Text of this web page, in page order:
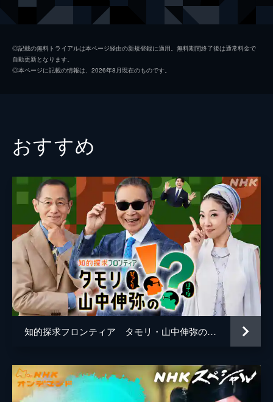
西郷隆盛はなぜ敗れたのか？日本の命運を賭
けた決戦・西南戦争を徹底検証！最大の激戦
闘記録も続々発見。謎に包まれた戦いの真相
が明らかになってきた。西郷の書簡から見え
119分
市 幻の王国のサバイバル戦略」
番組史上初！ついに世界へ！２千年前、アラ
ビアの砂漠に超大国ローマ帝国を翻弄し、奇
跡の繁栄を遂げた幻の王国があった。その驚
きの都を徹底取材、サバイバル戦略に迫
る。 許諾が得られなかったため、一部映像
を編集して配信します。
89分
#3 昭和の選択 原爆と平和のはざまで
～長崎の鐘 ８０年目の真実～
８０年前、長崎に投下された原子爆弾。医
師、永井隆は死期が迫る中、体験した原爆の
り出版は差し止められそうになる。永井が経
験したアメリカの占領下で核兵器廃絶を訴え
る難しさ。それは核の傘に安全保障を依存し
◎記載の無料トライアルは本ページ経由の新規登録に適用。無料期間終了後は通常料金で
自動更新となります。
◎本ページに記載の情報は、2026年8月現在のものです。
おすすめ
知的探求フロンティア タモリ・山中伸弥の！？